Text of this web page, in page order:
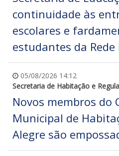
continuidade às
escolares e
estudantes da
05/08/2026 14:12
Secretaria de Habitação e
Novos membros do
Municipal de
Alegre são